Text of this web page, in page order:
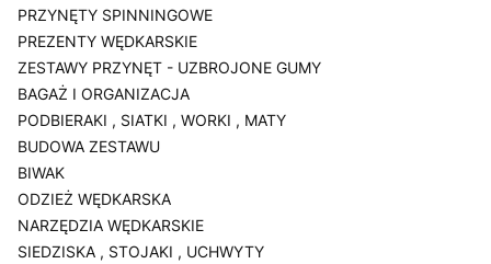
PRZYNĘTY SPINNINGOWE
PREZENTY WĘDKARSKIE
ZESTAWY PRZYNĘT - UZBROJONE GUMY
BAGAŻ I ORGANIZACJA
PODBIERAKI , SIATKI , WORKI , MATY
BUDOWA ZESTAWU
BIWAK
ODZIEŻ WĘDKARSKA
NARZĘDZIA WĘDKARSKIE
SIEDZISKA , STOJAKI , UCHWYTY